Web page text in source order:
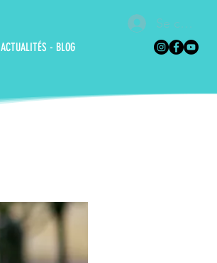
Se
ACTUALITÉS - BLOG